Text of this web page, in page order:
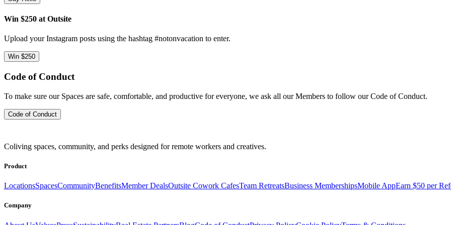
Win $250 at Outsite
Upload your Instagram posts using the hashtag #notonvacation to enter.
Win $250
Code of Conduct
To make sure our Spaces are safe, comfortable, and productive for everyone, we ask all our Members to follow our Code of Conduct.
Code of Conduct
Coliving spaces, community, and perks designed for remote workers and creatives.
Product
LocationsSpacesCommunityBenefitsMember DealsOutsite Cowork CafesTeam RetreatsBusiness MembershipsMobile AppEarn $50 per
Company